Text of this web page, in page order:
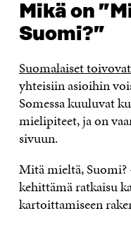
Mikä on
Suomi?”
Suomalaiset toivovat
yhteisiin asioihin
Somessa kuuluvat
mielipiteet, ja on
sivuun.
Mitä mieltä,
kehittämä ratkaisu
kartoittamiseen